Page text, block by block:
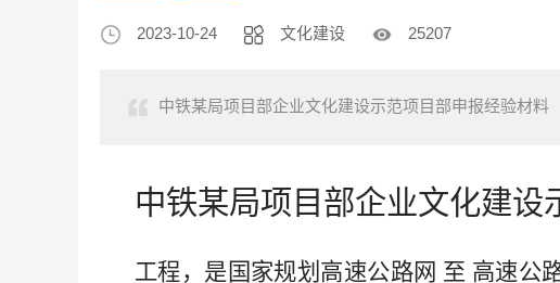
2023-10-24 文化建设 25207
中铁某局项目部企业文化建设示范项目部申报经验材料
中铁某局项目 部企业文化建设
工程，是国家规划高速公路网 至 高速公